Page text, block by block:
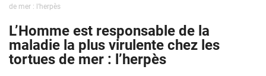
de mer : l’herpès
L’Homme est responsable de la
maladie la plus virulente chez les
tortues de mer : l’herpès